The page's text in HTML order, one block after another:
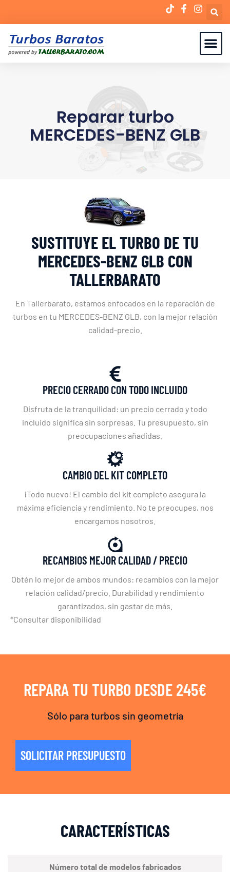
Reparar turbo
MERCEDES-BENZ GLB
SUSTITUYE EL TURBO DE TU
MERCEDES-BENZ GLB CON
TALLERBARATO
En Tallerbarato, estamos enfocados en la reparación de
turbos en tu MERCEDES-BENZ GLB, con la mejor relación
calidad-precio.
PRECIO CERRADO CON TODO INCLUIDO
Disfruta de la tranquilidad: un precio cerrado y todo
incluido significa sin sorpresas. Tu presupuesto, sin
preocupaciones añadidas.
CAMBIO DEL KIT COMPLETO
¡Todo nuevo! El cambio del kit completo asegura la
máxima eficiencia y rendimiento. No te preocupes, nos
encargamos nosotros.
RECAMBIOS MEJOR CALIDAD / PRECIO
Obtén lo mejor de ambos mundos: recambios con la mejor
relación calidad/precio. Durabilidad y rendimiento
garantizados, sin gastar de más.
*Consultar disponibilidad
REPARA TU TURBO DESDE 245€
Sólo para turbos sin geometría
SOLICITAR PRESUPUESTO
CARACTERÍSTICAS
Número total de modelos fabricados